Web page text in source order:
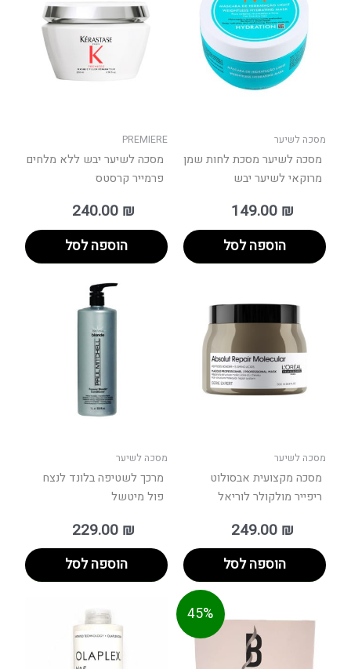
מסכה לשיער
מסכה לשיער מסכת לחות שמן
מרוקאי לשיער יבש
149.00 ₪
הוספה לסל
PREMIERE
מסכה לשיער יבש ללא מלחים
פרמייר קרסטס
240.00 ₪
הוספה לסל
מסכה לשיער
מסכה מקצועית אבסולוט
ריפייר מולקולר לוריאל
249.00 ₪
הוספה לסל
מסכה לשיער
מרכך לשטיפה בלונד לנצח
פול מיטשל
229.00 ₪
הוספה לסל
45% המקורי
180.00 ₪.